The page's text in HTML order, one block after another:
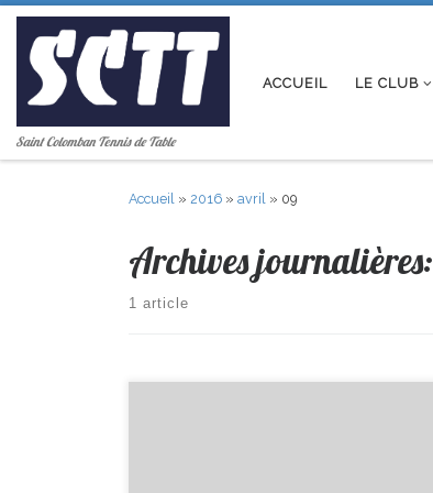
Passer au contenu
Saint Colomban Tennis de Table
ACCUEIL LE CLUB
Accueil » 2016 » avril » 09
Archives journalières:
1 article